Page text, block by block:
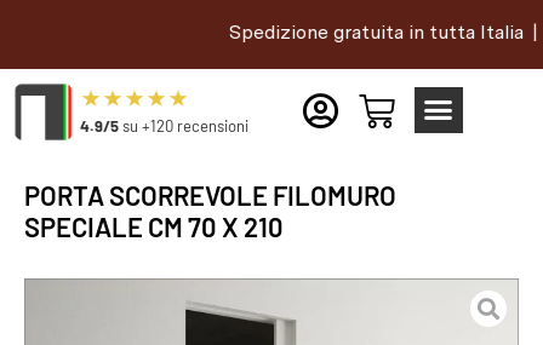
Spedizione gratuita in tutta Italia |
4.9/5su +120 recensioni
PORTA SCORREVOLE FILOMURO
SPECIALE CM 70 X 210